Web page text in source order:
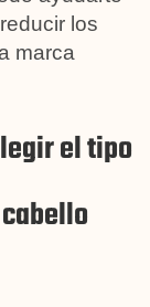
los
marca
el tipo